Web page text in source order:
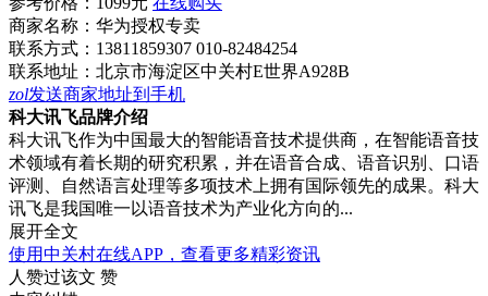
商家名称： 华为授权专卖
联系方式： 13811859307 010-82484254
联系地址： 北京市海淀区中关村E世界A928B
zol发送商家地址到手机
科大讯飞品牌介绍
科大讯飞作为中国最大的智能语音技术提供商，在智能语音技
术领域有着长期的研究积累，并在语音合成、语音识别、口语
评测、自然语言处理等多项技术上拥有国际领先的成果。科大
讯飞是我国唯一以语音技术为产业化方向的...
展开全文
使用中关村在线APP，查看更多精彩资讯
人赞过该文 赞